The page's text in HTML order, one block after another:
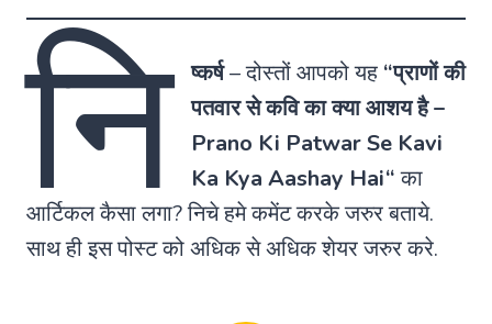
नि ष्कर्ष–दोस्तों आपको यह“प्राणों की
पतवार से कवि का क्या आशय है–
Prano Ki Patwar Se Kavi
Ka Kya Aashay Hai“का
आर्टिकल कैसा लगा? निचे हमे कमेंट करके जरुर बताये.
साथ ही इस पोस्ट को अधिक से अधिक शेयर जरुर करे.